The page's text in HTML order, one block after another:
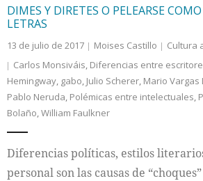
DIMES Y DIRETES O PELEARSE
LETRAS
13 de julio de 2017 Moises Castillo Cultura
Carlos Monsiváis, Diferencias entre
Hemingway, gabo, Julio Scherer, Mario Vargas
Pablo Neruda, Polémicas entre intelectuales,
Bolaño,William Faulkner
Diferencias políticas, estilos
personal son las causas de